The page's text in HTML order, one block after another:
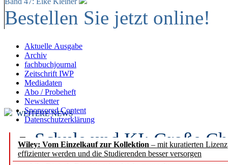
Bestellen Sie jetzt online!
Aktuelle Ausgabe
Archiv
fachbuchjournal
Zeitschrift IWP
Mediadaten
Abo / Probeheft
Newsletter
Sponsored Content
Datenschutzerklärung
Wiley: Vom Einzelkauf zur Kollektion – mit kuratierten
effizienter werden und die Studierenden besser versorgen
WEITERE NEWS
Schule und KI: Große
Voraussetzungen